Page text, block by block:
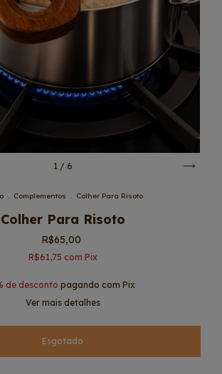
1/ 6
. Complementos . Colher Para Risoto
Colher Para Risoto
R$65,00
R$61,75 com Pix
de desconto pagando com Pix
Ver mais detalhes